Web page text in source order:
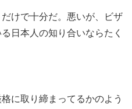
けで十分だ。悪いが、ビザ
日本人の知り合いならたく
に取り締まってるかのよう